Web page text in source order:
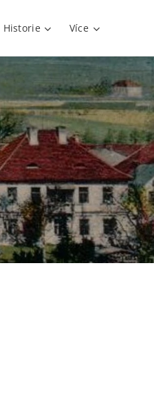
Historie Více